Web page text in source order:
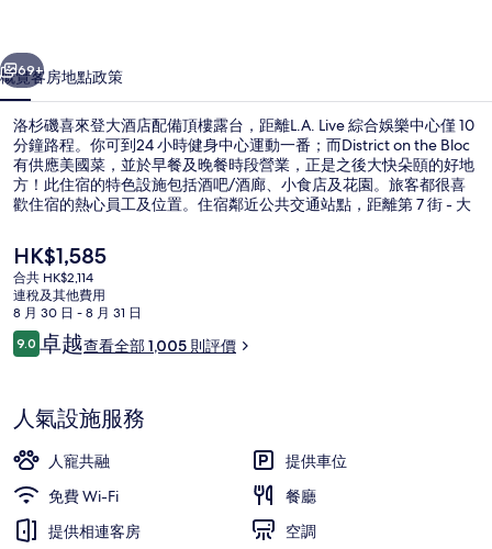
酒
店
相
片
集
個 下一個
69+
概覽客房地點政策
洛杉磯喜來登大酒店配備頂樓露台，距離L.A. Live 綜合娛樂中心僅 10
分鐘路程。你可到24 小時健身中心運動一番；而District on the Bloc
有供應美國菜，並於早餐及晚餐時段營業，正是之後大快朵頤的好地
方！此住宿的特色設施包括酒吧/酒廊、小食店及花園。旅客都很喜
歡住宿的熱心員工及位置。住宿鄰近公共交通站點，距離第 7 街 - 大
現
價
HK$1,585
HK$1,585
合共 HK$2,114
連稅及其他費用
8 月 30 日 - 8 月 31 日
評
價
9.09.0 分，滿分 10 分，
卓越查看全部 1,005 則評價
人氣設施服務
人寵共融
提供車位
免費 Wi-Fi
餐廳
提供相連客房
空調